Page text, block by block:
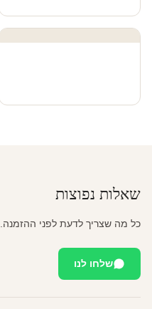
שאלות נפוצות
כל מה שצריך לדעת לפני ההזמנה.
שלחו לנו